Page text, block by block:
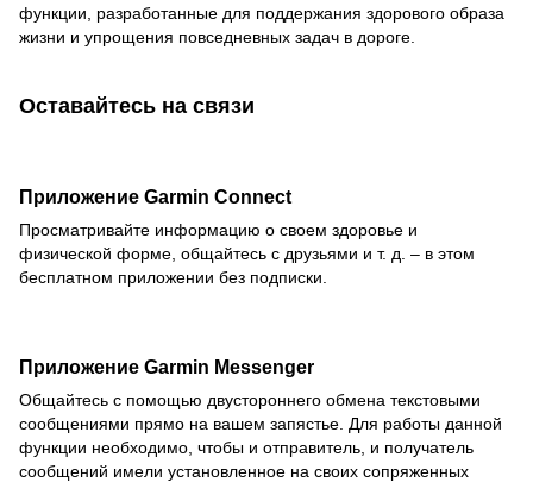
функции, разработанные для поддержания здорового образа
жизни и упрощения повседневных задач в дороге.
Оставайтесь на связи
Приложение Garmin Connect
Просматривайте информацию о своем здоровье и
физической форме, общайтесь с друзьями и т. д. – в этом
бесплатном приложении без подписки.
Приложение Garmin Messenger
Общайтесь с помощью двустороннего обмена текстовыми
сообщениями прямо на вашем запястье. Для работы данной
функции необходимо, чтобы и отправитель, и получатель
сообщений имели установленное на своих сопряженных